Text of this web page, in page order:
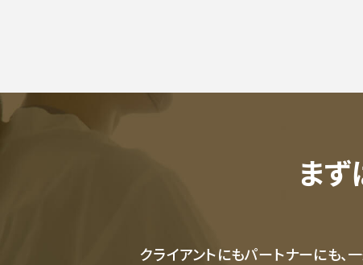
ま
クライアントにもパートナーにも、